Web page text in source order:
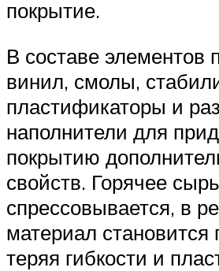
покрытие.
В составе элементов
винил, смолы,
пластификаторы и
наполнители для
покрытию
свойств. Горячее
спрессовывается, в
материал
теряя гибкости и